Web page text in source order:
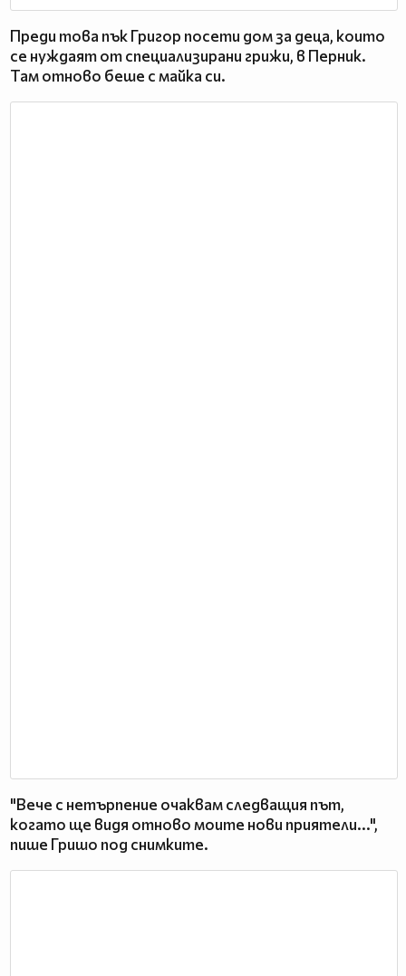
Преди това пък Григор посети дом за деца, които
се нуждаят от специализирани грижи, в Перник.
Там отново беше с майка си.
"Вече с нетърпение очаквам следващия път,
когато ще видя отново моите нови приятели...",
пише Гришо под снимките.